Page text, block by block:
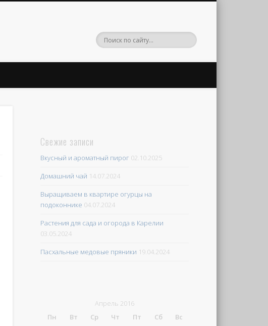
Свежие записи
Вкусный и ароматный пирог 02.10.2025
Домашний чай 14.07.2024
Выращиваем в квартире огурцы на
подоконнике 04.07.2024
Растения для сада и огорода в Карелии
03.05.2024
Пасхальные медовые пряники 19.04.2024
Апрель 2016
Пн
Вт Ср Чт Пт Сб
Вс